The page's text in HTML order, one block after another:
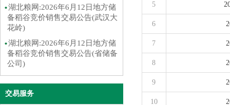
湖北粮网:2026年6月12日地方储
备稻谷竞价销售交易公告(武汉大
花岭)
湖北粮网:2026年6月12日地方储
备稻谷竞价销售交易公告(省储备
公司)
交易服务
5
6
7
8
9
10